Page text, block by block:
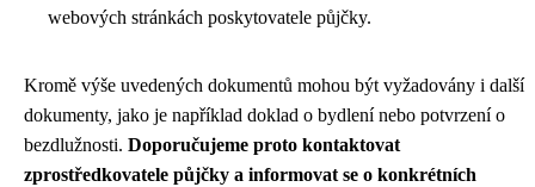
webových stránkách poskytovatele půjčky.
Kromě výše uvedených dokumentů mohou být vyžadovány i další
dokumenty, jako je například doklad o bydlení nebo potvrzení o
bezdlužnosti. Doporučujeme proto kontaktovat
zprostředkovatele půjčky a informovat se o konkrétních